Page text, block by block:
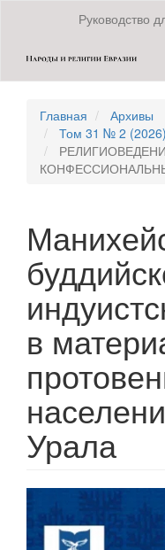
содержанию
страницы
навигация
Основное
содержание
Боковая
Руководство
Главная
Архивы
Том 31 № 2
в
Урала
Статья
боковой